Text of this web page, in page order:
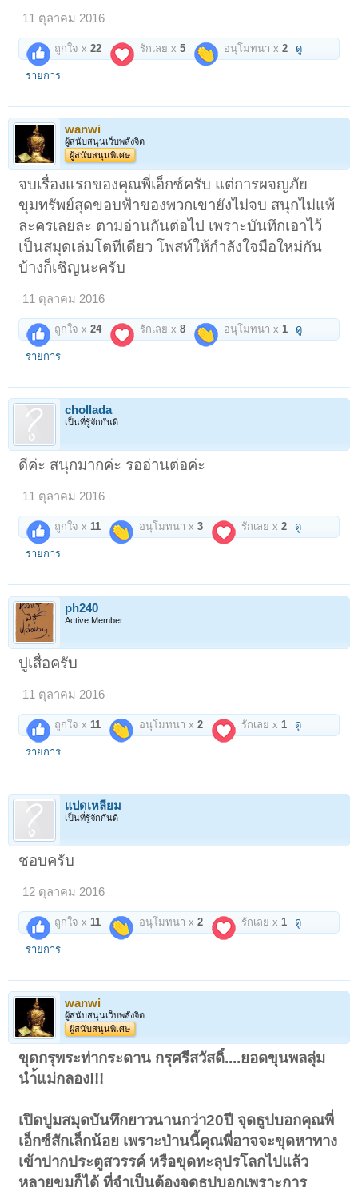
11 ตุลาคม 2016
ถูกใจ x22 รักเลย x5 อนุโมทนา x2 ดู
รายการ
wanwi
ผู้สนับสนุนเว็บพลังจิต
ผู้สนับสนุนพิเศษ
จบเรื่องแรกของคุณพี่เอ็กซ์ครับ แต่การผจญภัย
ขุมทรัพย์สุดขอบฟ้าของพวกเขายังไม่จบ สนุกไม่แพ้
ละครเลยละ ตามอ่านกันต่อไป เพราะบันทึกเอาไว้
เป็นสมุดเล่มโตทีเดียว โพสท์ให้กำลังใจมือใหม่กัน
บ้างก็เชิญนะครับ
11 ตุลาคม 2016
ถูกใจ x24 รักเลย x8 อนุโมทนา x 1 ดู
รายการ
chollada
เป็นที่รู้จักกันดี
ดีค่ะ สนุกมากค่ะ รออ่านต่อค่ะ
11 ตุลาคม 2016
ถูกใจ x11 อนุโมทนา x3 รักเลย x2 ดู
รายการ
ph240
Active Member
ปูเสื่อครับ
11 ตุลาคม 2016
ถูกใจ x 11 อนุโมทนา x2 รักเลย x 1 ดู
รายการ
แปดเหลี่ยม
เป็นที่รู้จักกันดี
ชอบครับ
12 ตุลาคม 2016
ถูกใจ x 11 อนุโมทนา x2 รักเลย x 1 ดู
รายการ
wanwi
ผู้สนับสนุนเว็บพลังจิต
ผู้สนับสนุนพิเศษ
ขุดกรุพระท่ากระดาน กรุศรีสวัสดิ์....ยอดขุนพลลุ่ม
นำ้แม่กลอง!!!
เปิดปูมสมุดบันทึกยาวนานกว่า20ปี จุดธูปบอกคุณพี่
เอ็กซ์สักเล็กน้อย เพราะป่านนี้คุณพี่อาจจะขุดหาทาง
เข้าปากประตูสวรรค์ หรือขุดทะลุปรโลกไปแล้ว
หลายขุมก็ได้ ที่จำเป็นต้องจุดธูปบอกเพราะการ